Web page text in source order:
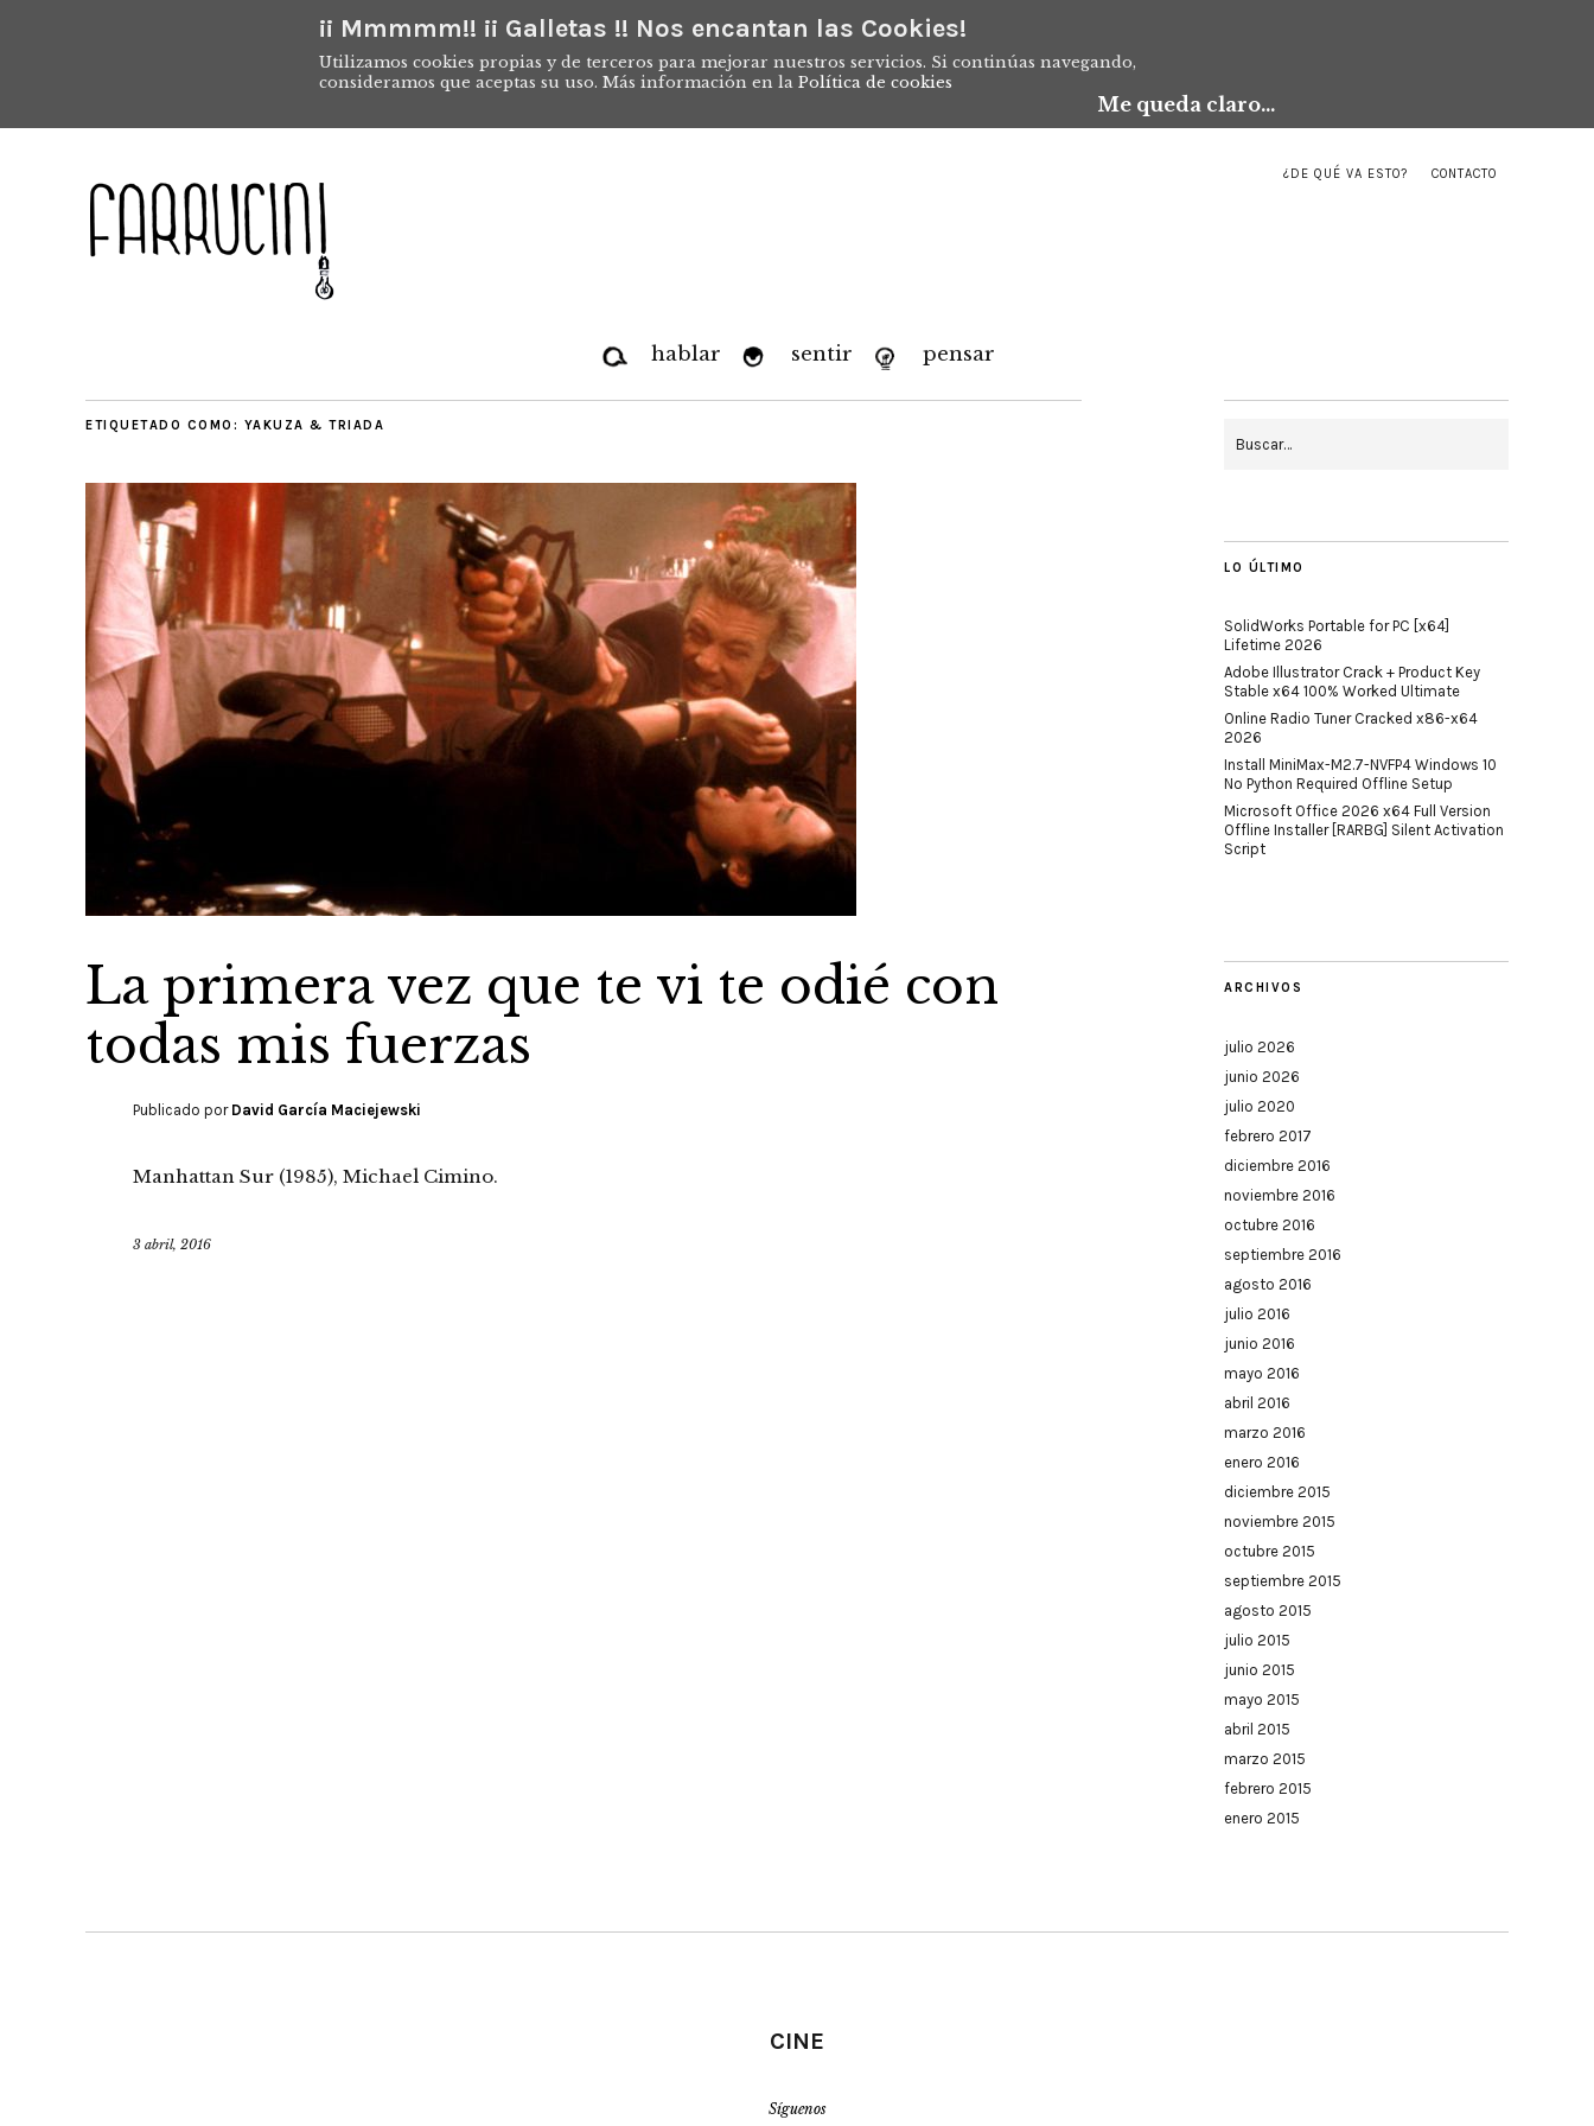
¡¡ Mmmmm!! ¡¡ Galletas !! Nos encantan las Cookies!
Utilizamos cookies propias y de terceros para mejorar nuestros servicios. Si continúas navegando,
consideramos que aceptas su uso. Más información en la Política de cookies
Me queda claro...
¿DE QUÉ VA ESTO? CONTACTO
hablar sentir pensar
ETIQUETADO COMO: YAKUZA & TRIADA
La primera vez que te vi te odié con
todas mis fuerzas
Publicado por David García Maciejewski
Manhattan Sur (1985), Michael Cimino.
3 abril, 2016
LO ÚLTIMO
SolidWorks Portable for PC [x64]
Lifetime 2026
Adobe Illustrator Crack + Product Key
Stable x64 100% Worked Ultimate
Online Radio Tuner Cracked x86-x64
2026
Install MiniMax-M2.7-NVFP4 Windows 10
No Python Required Offline Setup
Microsoft Office 2026 x64 Full Version
Offline Installer [RARBG] Silent Activation
Script
ARCHIVOS
julio 2026
junio 2026
julio 2020
febrero 2017
diciembre 2016
noviembre 2016
octubre 2016
septiembre 2016
agosto 2016
julio 2016
junio 2016
mayo 2016
abril 2016
marzo 2016
enero 2016
diciembre 2015
noviembre 2015
octubre 2015
septiembre 2015
agosto 2015
julio 2015
junio 2015
mayo 2015
abril 2015
marzo 2015
febrero 2015
enero 2015
CINE
Síguenos